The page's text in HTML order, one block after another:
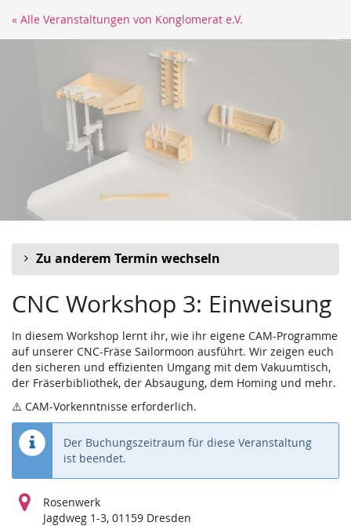
Zum
« Alle Veranstaltungen von Konglomerat e.V.
Zu anderem Termin wechseln
CNC Workshop 3: Einweisung
In diesem Workshop lernt ihr, wie ihr eigene CAM-Programme
auf unserer CNC-Fräse Sailormoon ausführt. Wir zeigen euch
den sicheren und effizienten Umgang mit dem Vakuumtisch,
der Fräserbibliothek, der Absaugung, dem Homing und mehr.
⚠️ CAM-Vorkenntnisse erforderlich.
Der Buchungszeitraum für diese Veranstaltung
ist beendet.
Rosenwerk
Jagdweg 1-3, 01159 Dresden